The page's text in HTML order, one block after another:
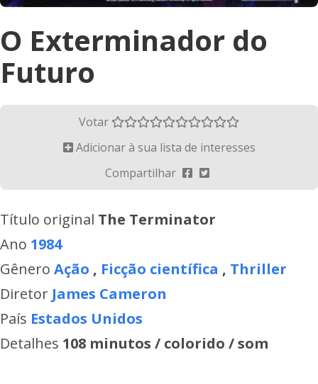
O Exterminador do
Futuro
Votar
Adicionar à sua lista de interesses
Compartilhar
Título original The Terminator
Ano 1984
Gênero Ação , Ficção científica , Thriller
Diretor James Cameron
País Estados Unidos
Detalhes 108 minutos / colorido / som